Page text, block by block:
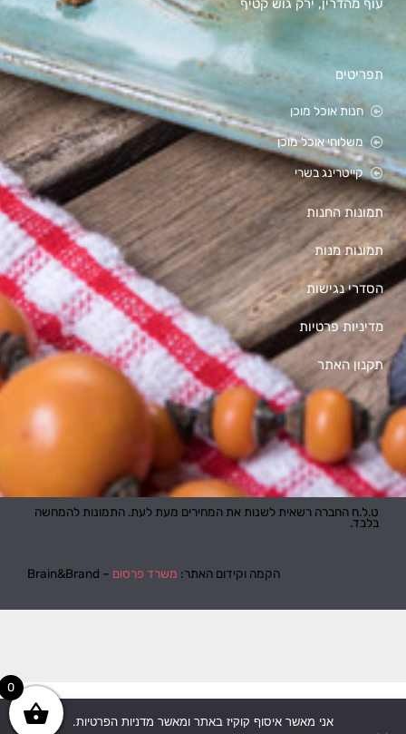
עוף מהדרין, ירק גוש קטיף
תפריטים
חנות אוכל מוכן
משלוחי אוכל מוכן
קייטרינג בשרי
תמונות החנות
תמונות מנות
הסדרי נגישות
מדיניות פרטיות
תקנון האתר
ט.ל.ח החברה רשאית לשנות את המחירים מעת לעת. התמונות להמחשה
בלבד.
הקמה וקידום האתר: משרד פרסום – Brain&Brand
0
אני מאשר איסוף קוקיז באתר ומאשר מדניות הפרטיות.